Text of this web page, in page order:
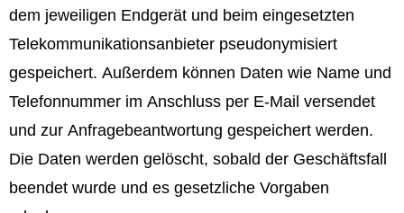
dem jeweiligen Endgerät und beim eingesetzten
Telekommunikationsanbieter pseudonymisiert
gespeichert. Außerdem können Daten wie Name und
Telefonnummer im Anschluss per E-Mail versendet
und zur Anfragebeantwortung gespeichert werden.
Die Daten werden gelöscht, sobald der Geschäftsfall
beendet wurde und es gesetzliche Vorgaben